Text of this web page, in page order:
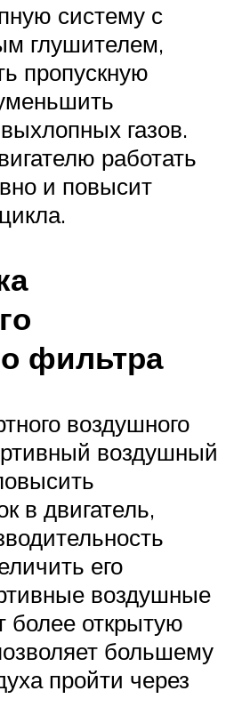
систему с
глушителем,
пропускную
газов.
работать
и повысит
фильтра
воздушного
воздушный
в двигатель,
его
воздушные
открытую
большему
пройти через